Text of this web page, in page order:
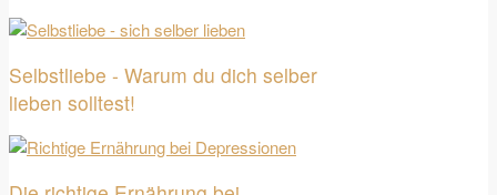
Selbstliebe - Warum du dich selber
lieben solltest!